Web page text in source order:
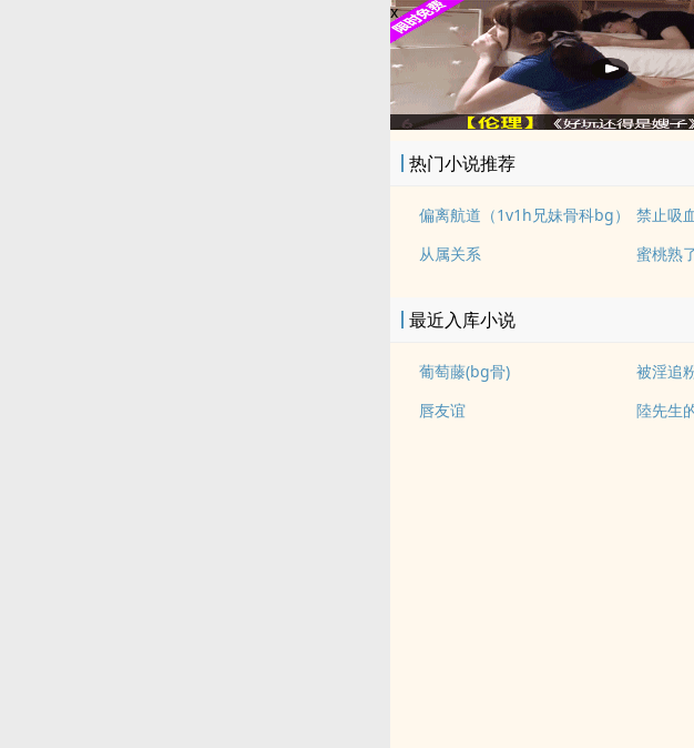
x
热门小说推荐
偏离航道（1v1h兄妹骨科bg）
从属关系
蜜桃熟
最近入库小说
葡萄藤(bg骨)
唇友谊
陸先生